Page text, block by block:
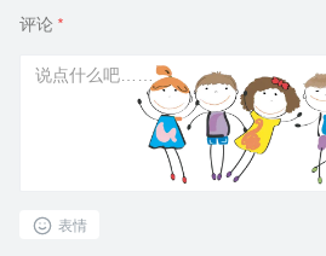
评论 *
表情